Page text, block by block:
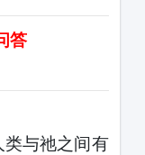
答
类与祂之间有